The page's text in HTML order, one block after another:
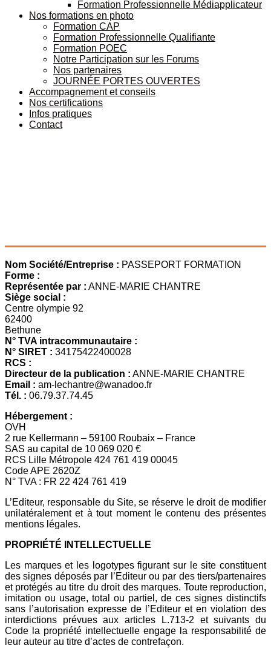
Formation Professionnelle Médiapplicateur
Nos formations en photo
Formation CAP
Formation Professionnelle Qualifiante
Formation POEC
Notre Participation sur les Forums
Nos partenaires
JOURNÉE PORTES OUVERTES
Accompagnement et conseils
Nos certifications
Infos pratiques
Contact
Nom Société/Entreprise : PASSEPORT FORMATION
Forme :
Représentée par : ANNE-MARIE CHANTRE
Siège social :
Centre olympie 92
62400
Bethune
N° TVA intracommunautaire :
N° SIRET : 34175422400028
RCS :
Directeur de la publication : ANNE-MARIE CHANTRE
Email : am-lechantre@wanadoo.fr
Tél. : 06.79.37.74.45
Hébergement :
OVH
2 rue Kellermann – 59100 Roubaix – France
SAS au capital de 10 069 020 €
RCS Lille Métropole 424 761 419 00045
Code APE 2620Z
N° TVA : FR 22 424 761 419
L’Editeur, responsable du Site, se réserve le droit de modifier
unilatéralement et à tout moment le contenu des présentes
mentions légales.
PROPRIÉTÉ INTELLECTUELLE
Les marques et les logotypes figurant sur le site constituent
des signes déposés par l’Editeur ou par des tiers/partenaires
et protégés au titre du droit des marques. Toute reproduction,
imitation ou usage, total ou partiel, de ces signes distinctifs
sans l’autorisation expresse de l’Editeur et en violation des
interdictions prévues aux articles L.713-2 et suivants du
Code la propriété intellectuelle engage la responsabilité de
leur auteur au titre d’actes de contrefaçon.